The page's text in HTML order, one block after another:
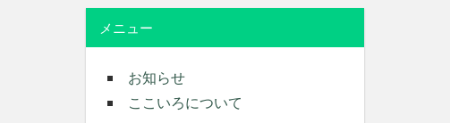
メニュー
お知らせ
ここいろについて